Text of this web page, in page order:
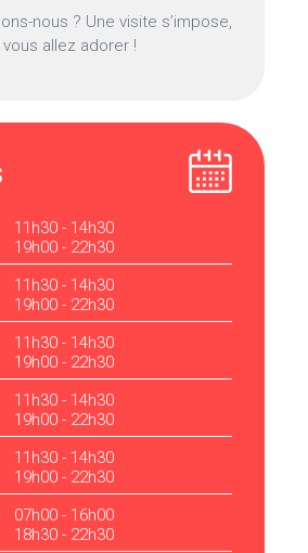
nous ? Une visite s’impose,
allez adorer !
11h30 - 14h30
19h00 - 22h30
11h30 - 14h30
19h00 - 22h30
11h30 - 14h30
19h00 - 22h30
11h30 - 14h30
19h00 - 22h30
11h30 - 14h30
19h00 - 22h30
07h00 - 16h00
18h30 - 22h30